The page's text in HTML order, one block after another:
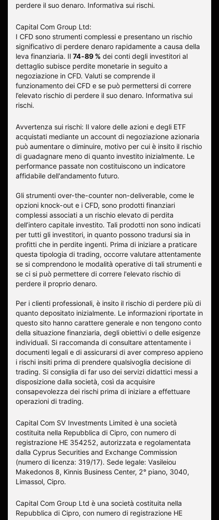
perdere il suo denaro. Informativa sui rischi.
Capital Com Group Ltd:
I CFD sono strumenti complessi e presentano un rischio
significativo di perdere denaro rapidamente a causa della
leva finanziaria. Il 74-89 % dei conti degli investitori al
dettaglio subisce perdite monetarie in seguito a
negoziazione in CFD. Valuti se comprende il
funzionamento dei CFD e se può permettersi di correre
l’elevato rischio di perdere il suo denaro. Informativa sui
rischi.
Avvertenza sui rischi: Il valore delle azioni e degli ETF
acquistati mediante un account di negoziazione azionaria
può aumentare o diminuire, motivo per cui è insito il rischio
di guadagnare meno di quanto investito inizialmente. Le
performance passate non costituiscono un indicatore
affidabile dell'andamento futuro.
Gli strumenti over-the-counter non-deliverable, come le
opzioni knock-out e i CFD, sono prodotti finanziari
complessi associati a un rischio elevato di perdita
dell’intero capitale investito. Tali prodotti non sono indicati
per tutti gli investitori, in quanto possono tradursi sia in
profitti che in perdite ingenti. Prima di iniziare a praticare
questa tipologia di trading, occorre valutare attentamente
se si comprendono le modalità operative di tali strumenti e
se ci si può permettere di correre l'elevato rischio di
perdere il proprio denaro.
Per i clienti professionali, è insito il rischio di perdere più di
quanto depositato inizialmente. Le informazioni riportate in
questo sito hanno carattere generale e non tengono conto
della situazione finanziaria, degli obiettivi o delle esigenze
individuali. Si raccomanda di consultare attentamente i
documenti legali e di assicurarsi di aver compreso appieno
i rischi insiti prima di prendere qualsivoglia decisione di
trading. Si consiglia di far uso dei servizi didattici messi a
disposizione dalla società, così da acquisire
consapevolezza dei rischi prima di iniziare a effettuare
operazioni di trading.
Capital Com SV Investments Limited è una società
costituita nella Repubblica di Cipro, con numero di
registrazione HE 354252, autorizzata e regolamentata
dalla Cyprus Securities and Exchange Commission
(numero di licenza: 319/17). Sede legale: Vasileiou
Makedonos 8, Kinnis Business Center, 2° piano, 3040,
Limassol, Cipro.
Capital Com Group Ltd è una società costituita nella
Repubblica di Cipro, con numero di registrazione ΗΕ